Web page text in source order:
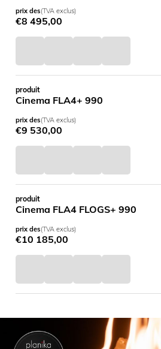
prix des(TVA exclus)
€8 495,00
produit
Cinema FLA4+ 990
prix des(TVA exclus)
€9 530,00
produit
Cinema FLA4 FLOGS+ 990
prix des(TVA exclus)
€10 185,00